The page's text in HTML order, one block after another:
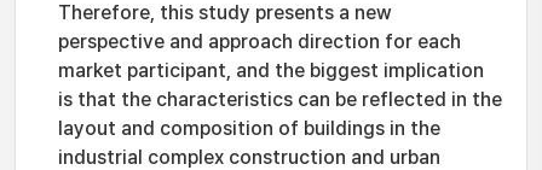
Therefore, this study presents a new
perspective and approach direction for each
market participant, and the biggest implication
is that the characteristics can be reflected in the
layout and composition of buildings in the
industrial complex construction and urban